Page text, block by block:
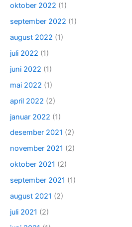
oktober 2022 (1)
september 2022 (1)
august 2022 (1)
juli 2022 (1)
juni 2022 (1)
mai 2022 (1)
april 2022 (2)
januar 2022 (1)
desember 2021 (2)
november 2021 (2)
oktober 2021 (2)
september 2021 (1)
august 2021 (2)
juli 2021 (2)